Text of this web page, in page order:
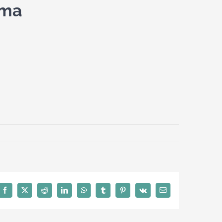
Facebook
X Reddit LinkedInWhatsAppTumblrPinterest
Vk Email